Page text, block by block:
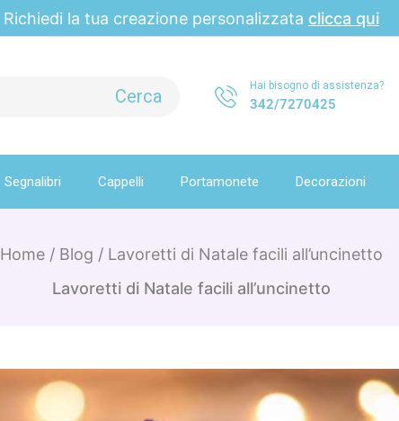
Richiedi la tua creazione personalizzata clicca qui
Hai bisogno di assistenza?
342/7270425
Segnalibri Cappelli Portamonete Decorazioni
Home / Blog / Lavoretti di Natale facili all’uncinetto
Lavoretti di Natale facili all’uncinetto